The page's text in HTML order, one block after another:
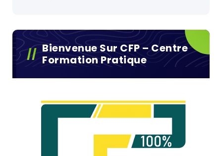
Bienvenue Sur CFP – Centre
Formation Pratique